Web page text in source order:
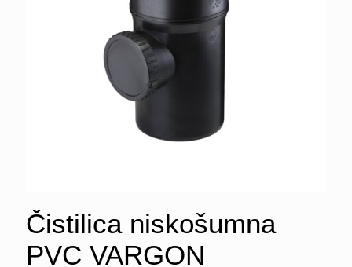
Čistilica niskošumna
PVC VARGON